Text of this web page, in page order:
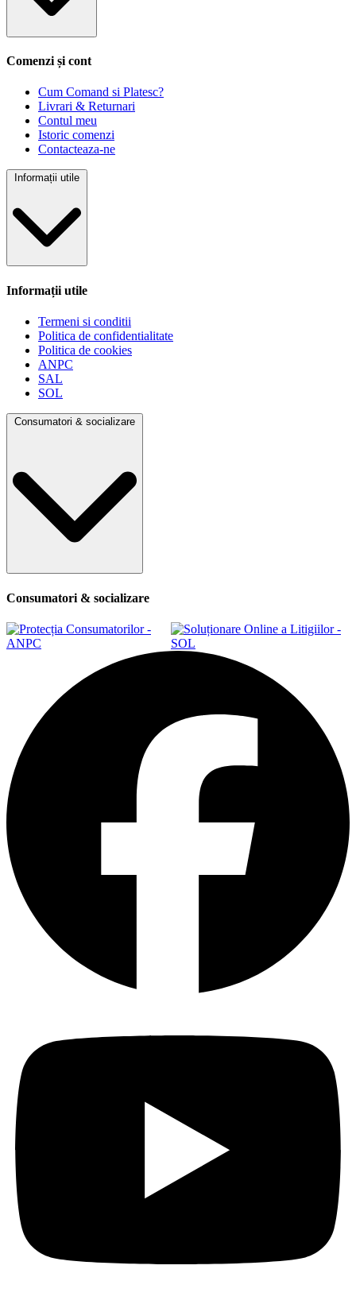
Comenzi și cont
Cum Comand si Platesc?
Livrari & Returnari
Contul meu
Istoric comenzi
Contacteaza-ne
Informații utile
Informații utile
Termeni si conditii
Politica de confidentialitate
Politica de cookies
ANPC
SAL
SOL
Consumatori & socializare
Consumatori & socializare